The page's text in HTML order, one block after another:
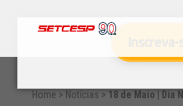
Home > Notícias > 18 de Maio | Dia